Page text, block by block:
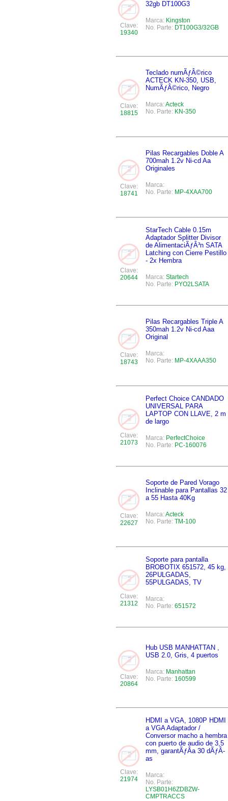
Clave:
19340
32gb DT100G3
Marca: Kingston
No. Parte: DT100G3/32GB
Clave:
18815
Teclado numÃƒÂ©rico
ACTECK KN-350, USB,
NumÃƒÂ©rico, Negro
Marca:Acteck
No. Parte: KN-350
Clave:
18741
Pilas Recargables Doble A
700mah 1.2v Ni-cd Aa
Originales
Marca:
No. Parte: MP-4XAA700
Clave:
20644
StarTech Cable 0.15m
Adaptador Splitter Divisor
de AlimentaciÃƒÂ³n SATA
Latching con Cierre Pestillo
- 2x Hembra
Marca: Startech
No. Parte: PYO2LSATA
Clave:
18743
Pilas Recargables Triple A
350mah 1.2v Ni-cd Aaa
Original
Marca:
No. Parte: MP-4XAAA350
Clave:
21073
Perfect Choice CANDADO
UNIVERSAL PARA
LAPTOP CON LLAVE, 2 m
de largo
Marca: PerfectChoice
No. Parte: PC-160076
Clave:
22627
Soporte de Pared Vorago
Inclinable para Pantallas 32
a 55 Hasta 40Kg
Marca:Acteck
No. Parte: TM-100
Clave:
21312
Soporte para pantalla
BROBOTIX 651572, 45 kg,
26PULGADAS,
55PULGADAS, TV
Marca:
No. Parte: 651572
Clave:
20864
Hub USB MANHATTAN ,
USB 2.0, Gris, 4 puertos
Marca: Manhattan
No. Parte: 160599
Clave:
21974
HDMI a VGA, 1080P HDMI
a VGA Adaptador /
Conversor macho a hembra
con puerto de audio de 3,5
mm, garantÃƒÂ­a 30 dÃƒÂ­
as
Marca:
No. Parte:
LYSB01H6ZDBZW-
CMPTRACCS